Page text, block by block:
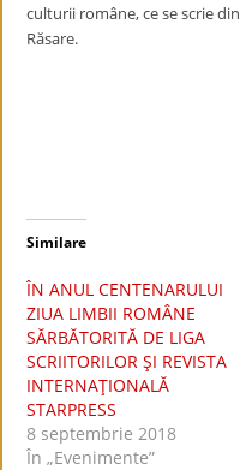
culturii române, ce se scrie
Răsare.
Similare
ÎN ANUL CENTENARULUI
ZIUA LIMBII ROMÂNE
SĂRBĂTORITĂ DE LIGA
SCRIITORILOR ŞI REVISTA
INTERNAŢIONALĂ
STARPRESS
8 septembrie 2018
În „Evenimente”